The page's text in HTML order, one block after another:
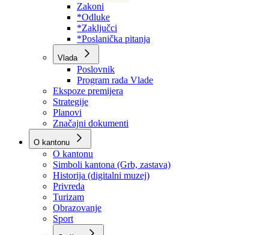
Poslovnik
Program rada Skupštine
Budžet 2026
Zakoni
*Odluke
*Zaključci
*Poslanička pitanja
Vlada
Poslovnik
Program rada Vlade
Ekspoze premijera
Strategije
Planovi
Značajni dokumenti
O kantonu
O kantonu
Simboli kantona (Grb, zastava)
Historija (digitalni muzej)
Privreda
Turizam